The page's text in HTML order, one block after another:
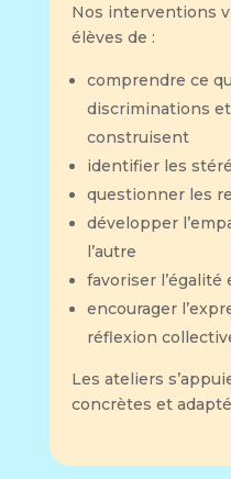
Nos interventions
élèves de :
comprendre ce
discriminations
construisent
identifier les
questionner les
développer
l’autre
favoriser l’égalité
encourager
réflexion
Les ateliers
concrètes et